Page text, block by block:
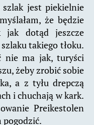
jest piekielnie
że będzie
jak dotąd jeszcze
takiego tłoku.
nie ma jak, turyści
żeby zrobić sobie
a z tyłu drepczą
i chuchają w kark.
Preikestolen